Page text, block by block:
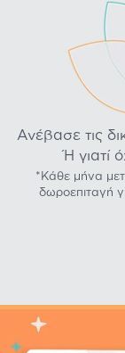
Ανέβασε τις
Ή γιατί
*Κάθε μήνα
δωροεπιταγή